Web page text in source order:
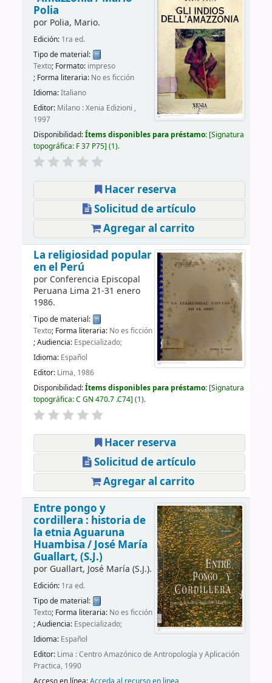
Polia
por Polia, Mario.
Edición: 1ra ed.
Tipo de material:
Texto; Formato: impreso
; Forma literaria: No es ficción
Idioma:Italiano
Editor: Milano : Xenia Edizioni ,
1997
Disponibilidad:Ítems disponibles para préstamo: Signatura
topográfica: F 37 P75 (1).
Hacer reserva
Solicitud de artículo
Agregar al carrito
La religiosidad popular
en el Perú
por Conferencia Episcopal
Peruana Lima 21-31 enero
1986.
Tipo de material:
Texto; Forma literaria: No es ficción
; Audiencia: Especializado;
Idioma: Español
Editor: Lima, 1986
Disponibilidad:Ítems disponibles para préstamo: Signatura
topográfica:C GN 470.7 .C74 (1).
Hacer reserva
Solicitud de artículo
Agregar al carrito
Entre pongo y
cordillera : historia de
la etnia Aguaruna
Huambisa /José María
Guallart, (S.J.)
por Guallart, José María (S.J.).
Edición: 1ra ed.
Tipo de material:
Texto; Forma literaria: No es ficción
; Audiencia: Especializado;
Idioma: Español
Editor: Lima : Centro Amazónico de Antropología y Aplicación
Practica, 1990